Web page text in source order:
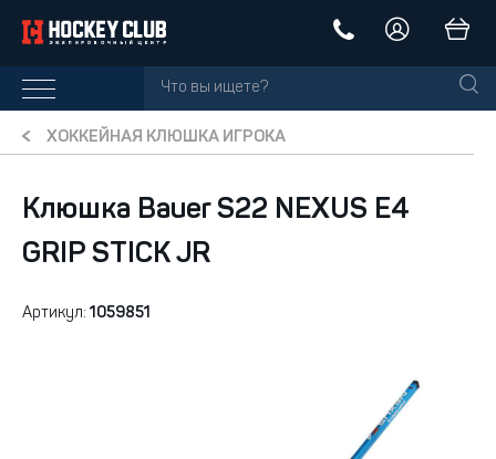
ХОККЕЙНАЯ КЛЮШКА ИГРОКА
Клюшка Bauer S22 NEXUS E4
GRIP STICK JR
Артикул: 1059851